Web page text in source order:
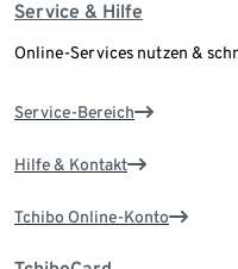
Service & Hilfe
Online-Services nutzen &
Service-Bereich
Hilfe & Kontakt
Tchibo Online-Konto